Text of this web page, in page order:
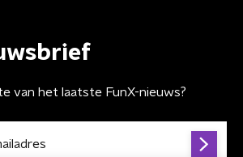
van het laatste FunX-nieuws?